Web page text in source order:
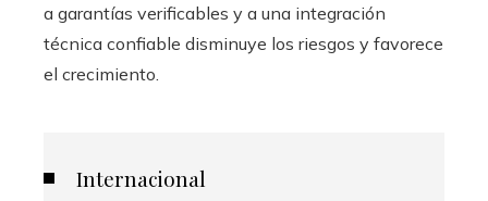
a garantías verificables y a una integración
técnica confiable disminuye los riesgos y favorece
el crecimiento.
Internacional